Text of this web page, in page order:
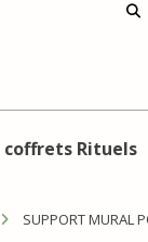
coffrets Rituels
SUPPORT MURAL